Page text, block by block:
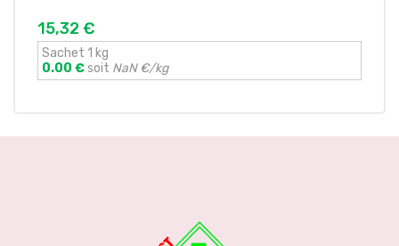
15,32 €
Sachet 1 kg
0.00 €soit NaN €/kg